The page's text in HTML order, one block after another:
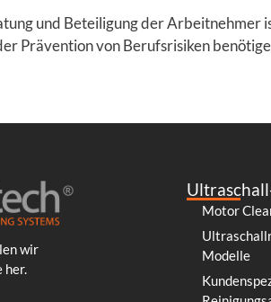
und Beteiligung der Arbeitnehmer
Prävention von Berufsrisiken
wir
her.
Motor
Modelle